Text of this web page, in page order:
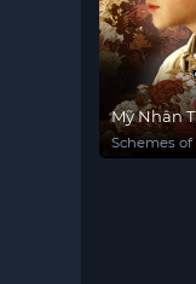
Mỹ Nhân
Schemes